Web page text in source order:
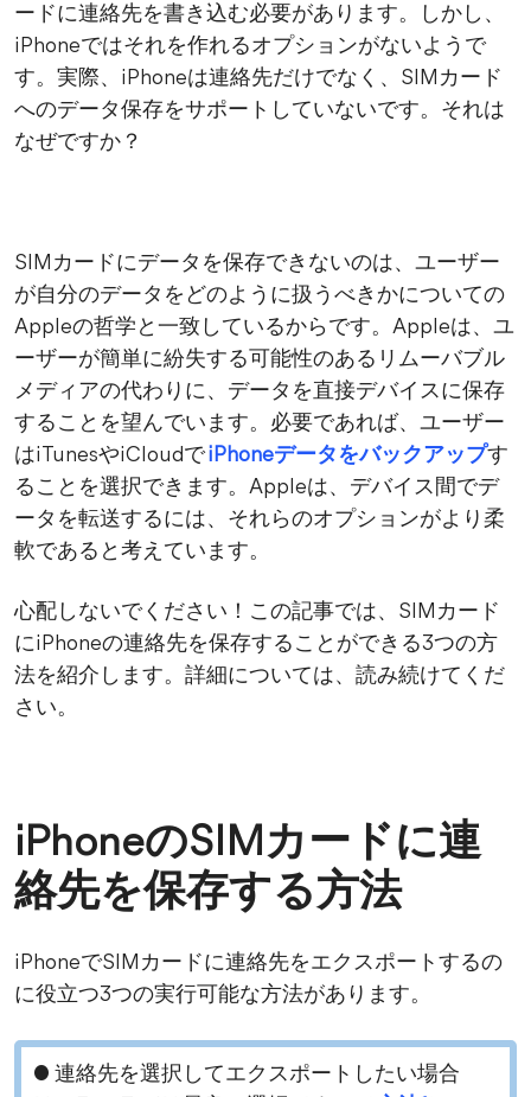
ードに連絡先を書き込む必要があります。しかし、
iPhoneではそれを作れるオプションがないようで
す。実際、iPhoneは連絡先だけでなく、SIMカード
へのデータ保存をサポートしていないです。それは
なぜですか？
SIMカードにデータを保存できないのは、ユーザー
が自分のデータをどのように扱うべきかについての
Appleの哲学と一致しているからです。Appleは、ユ
ーザーが簡単に紛失する可能性のあるリムーバブル
メディアの代わりに、データを直接デバイスに保存
することを望んでいます。必要であれば、ユーザー
はiTunesやiCloudでiPhoneデータをバックアップす
ることを選択できます。Appleは、デバイス間でデ
ータを転送するには、それらのオプションがより柔
軟であると考えています。
心配しないでください！この記事では、SIMカード
にiPhoneの連絡先を保存することができる3つの方
法を紹介します。詳細については、読み続けてくだ
さい。
iPhoneのSIMカードに連
絡先を保存する方法
iPhoneでSIMカードに連絡先をエクスポートするの
に役立つ3つの実行可能な方法があります。
● 連絡先を選択してエクスポートしたい場合